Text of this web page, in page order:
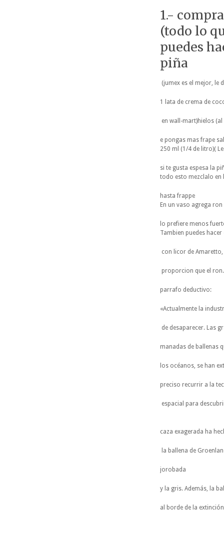
1.-
(todo lo
puedes
piña
(jumex es el mejor, le
1 lata de crema de
en wall-mart)hielos
e pongas mas frape
250 ml (1/4 de litro)(
si te gusta espesa la
todo esto mezclalo en
hasta frappe
En un vaso agrega
lo prefiere menos
Tambien puedes
con licor de
proporcion que el ron.
parrafo deductivo:
«Actualmente la
de desaparecer. Las
manadas de ballenas
los océanos, se han
preciso recurrir a la
espacial para
caza exagerada ha
la ballena de
jorobada
y la gris. Además, la
al borde de la